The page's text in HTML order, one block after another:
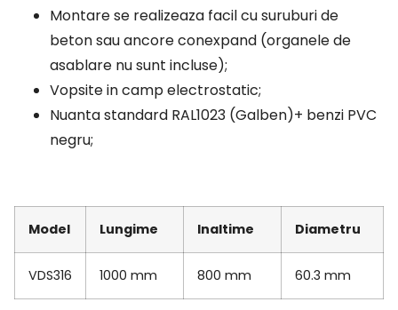
Montare se realizeaza facil cu suruburi de
beton sau ancore conexpand (organele de
asablare nu sunt incluse);
Vopsite in camp electrostatic;
Nuanta standard RAL1023 (Galben)+ benzi PVC
negru;
Model Lungime Inaltime Diametru
VDS316 1000 mm 800 mm 60.3 mm